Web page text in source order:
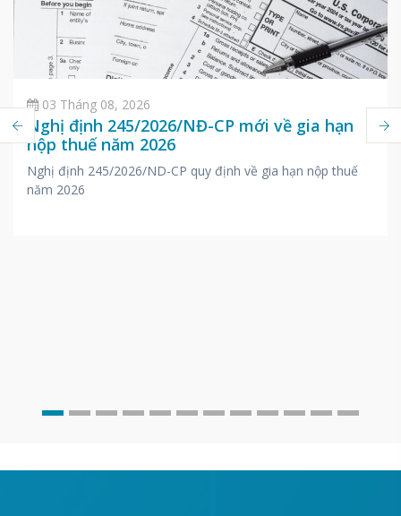
03 Tháng 08, 2026
Nghị định 245/2026/NĐ-CP mới về gia hạn
nộp thuế năm 2026
Nghị định 245/2026/ND-CP quy định về gia hạn nộp thuế
năm 2026